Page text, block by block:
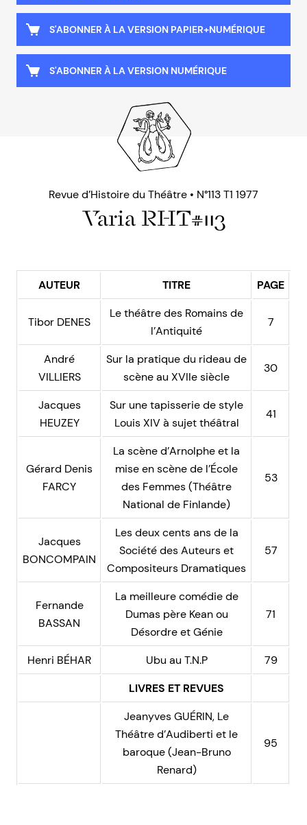
S'ABONNER À LA VERSION PAPIER+NUMÉRIQUE
S'ABONNER À LA VERSION NUMÉRIQUE
Revue d’Histoire du Théâtre • N°113 T1 1977
Varia RHT#113
AUTEUR TITRE PAGE
Tibor DENES
Le théâtre des Romains de
l’Antiquité
7
André
VILLIERS
Sur la pratique du rideau de
scène au XVIIe siècle
30
Jacques
HEUZEY
Sur une tapisserie de style
Louis XIV à sujet théâtral
41
Gérard Denis
FARCY
La scène d’Arnolphe et la
mise en scène de l’École
des Femmes (Théâtre
National de Finlande)
53
Jacques
BONCOMPAIN
Les deux cents ans de la
Société des Auteurs et
Compositeurs Dramatiques
57
Fernande
BASSAN
La meilleure comédie de
Dumas père Kean ou
Désordre et Génie
71
Henri BÉHAR Ubu au T.N.P
79
LIVRES ET REVUES
Jeanyves GUÉRIN, Le
Théâtre d’Audiberti et le
baroque (Jean-Bruno
Renard)
95